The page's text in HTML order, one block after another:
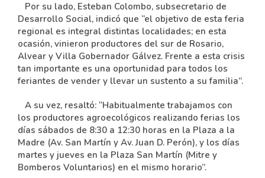
Por su lado, Esteban Colombo, subsecretario de
Desarrollo Social, indicó que “el objetivo de esta feria
regional es integral distintas localidades; en esta
ocasión, vinieron productores del sur de Rosario,
Alvear y Villa Gobernador Gálvez. Frente a esta crisis
tan importante es una oportunidad para todos los
feriantes de vender y llevar un sustento a su familia”.
A su vez, resaltó: “Habitualmente trabajamos con
los productores agroecológicos realizando ferias los
días sábados de 8:30 a 12:30 horas en la Plaza a la
Madre (Av. San Martín y Av. Juan D. Perón), y los días
martes y jueves en la Plaza San Martín (Mitre y
Bomberos Voluntarios) en el mismo horario”.